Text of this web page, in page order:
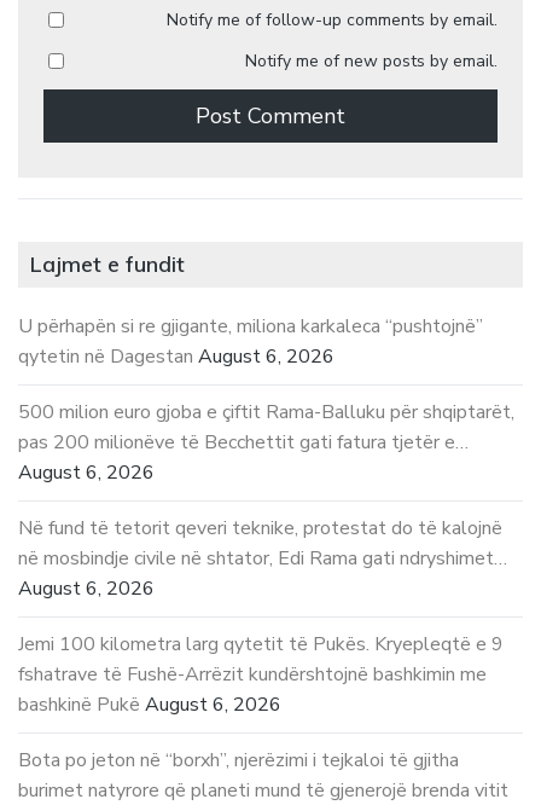
Notify me of follow-up comments by email.
Notify me of new posts by email.
Lajmet e fundit
U përhapën si re gjigante, miliona karkaleca “pushtojnë”
qytetin në Dagestan August 6, 2026
500 milion euro gjoba e çiftit Rama-Balluku për shqiptarët,
pas 200 milionëve të Becchettit gati fatura tjetër e…
August 6, 2026
Në fund të tetorit qeveri teknike, protestat do të kalojnë
në mosbindje civile në shtator, Edi Rama gati ndryshimet…
August 6, 2026
Jemi 100 kilometra larg qytetit të Pukës. Kryepleqtë e 9
fshatrave të Fushë-Arrëzit kundërshtojnë bashkimin me
bashkinë Pukë August 6, 2026
Bota po jeton në “borxh”, njerëzimi i tejkaloi të gjitha
burimet natyrore që planeti mund të gjenerojë brenda vitit